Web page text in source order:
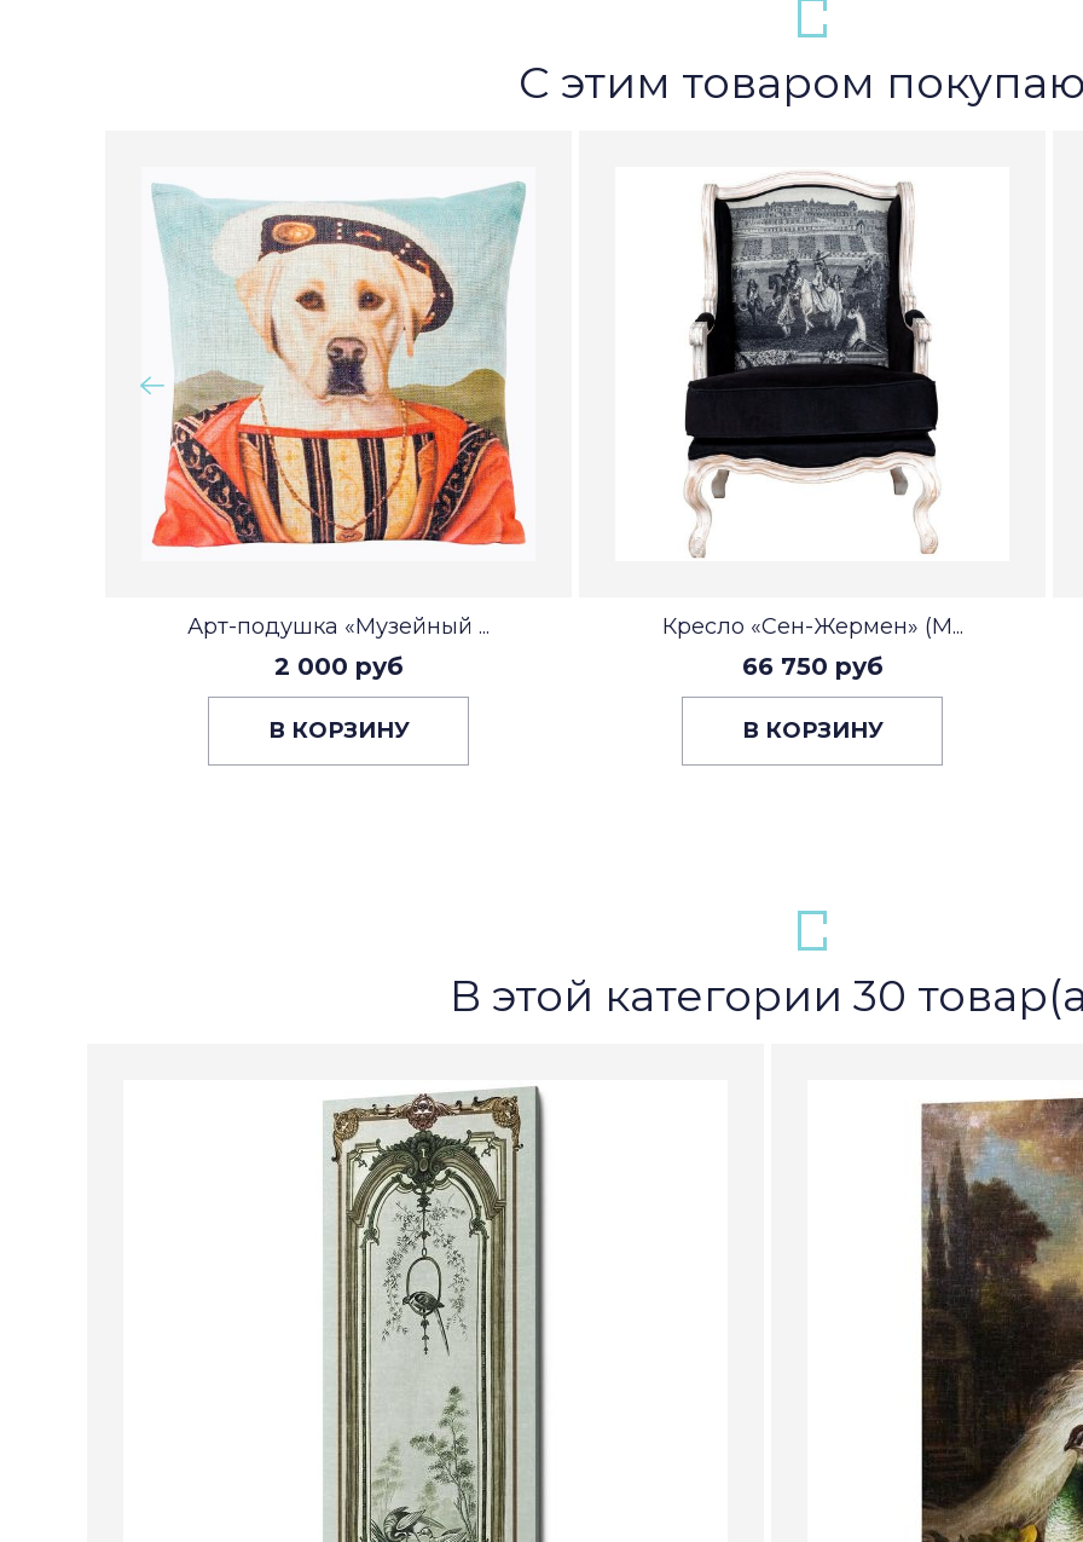
С этим товаром
Арт-подушка «Музейный ...
2 000 руб
В КОРЗИНУ
Кресло «Сен-Жермен» (М...
66 750 руб
В КОРЗИНУ
В этой категории 30